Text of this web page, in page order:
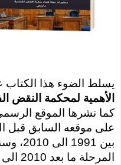
يسلط الضوء هذا
الأهمية لمحكمة النقض
كما نشرها الموقع
على موقعه السابق قبل
بين